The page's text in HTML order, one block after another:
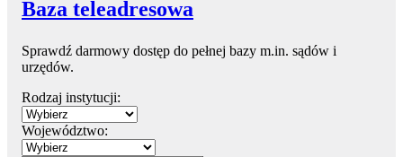
Baza teleadresowa
Sprawdź darmowy dostęp do pełnej bazy m.in. sądów i
urzędów.
Rodzaj instytucji:
Województwo: